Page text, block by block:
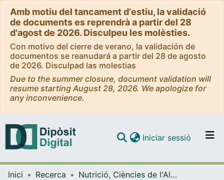
Amb motiu del tancament d'estiu, la validació
de documents es reprendrà a partir del 28
d'agost de 2026. Disculpeu les molèsties.
Con motivo del cierre de verano, la validación de
documentos se reanudará a partir del 28 de agosto
de 2026. Disculpad las molestias
Due to the summer closure, document validation will
resume starting August 28, 2026. We apologize for
any inconvenience.
Navega per tot el DD
Iniciar sessió (current)
Inici Recerca
Nutrició, Ciències de l'Alimentació i Gastronomia